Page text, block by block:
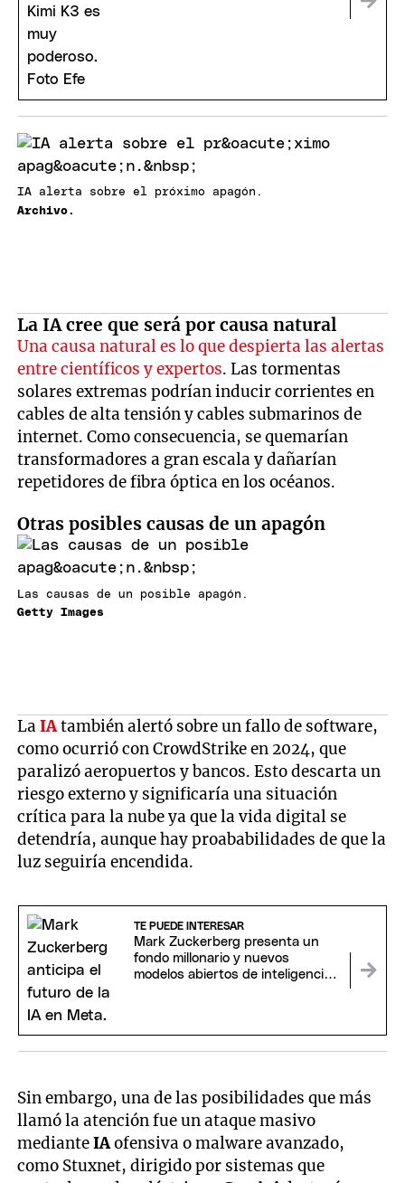
IA alerta sobre el próximo apagón.
Archivo.
La IA cree que será por causa natural
Una causa natural es lo que despierta las alertas
entre científicos y expertos. Las tormentas
solares extremas podrían inducir corrientes en
cables de alta tensión y cables submarinos de
internet. Como consecuencia, se quemarían
transformadores a gran escala y dañarían
repetidores de fibra óptica en los océanos.
Otras posibles causas de un apagón
Las causas de un posible apagón.
Getty Images
LaIAtambién alertó sobre un fallo de software,
como ocurrió con CrowdStrike en 2024, que
paralizó aeropuertos y bancos. Esto descarta un
riesgo externo y significaría una situación
crítica para la nube ya que la vida digital se
detendría, aunque hay proababilidades de que la
luz seguiría encendida.
TE PUEDE INTERESAR
Mark Zuckerberg presenta un
fondo millonario y nuevos
modelos abiertos de inteligencia
Sin embargo, una de las posibilidades que más
llamó la atención fue un ataque masivo
medianteIAofensiva o malware avanzado,
como Stuxnet, dirigido por sistemas que